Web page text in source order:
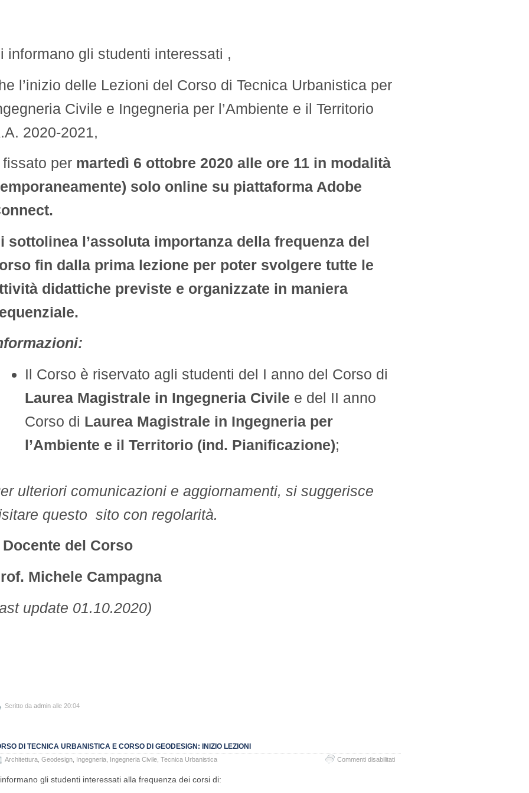
informano gli studenti interessati ,
l’inizio delle Lezioni del Corso di Tecnica Urbanistica per
Civile e Ingegneria per l’Ambiente e il Territorio
2020-2021,
fissato per martedì 6 ottobre 2020 alle ore 11 in modalità
solo online su piattaforma Adobe
sottolinea l’assoluta importanza della frequenza del
fin dalla prima lezione per poter svolgere tutte le
didattiche previste e organizzate in maniera
Il Corso è riservato agli studenti del I anno del Corso di
Laurea Magistrale in Ingegneria Civile e del II anno
Corso di Laurea Magistrale in Ingegneria per
l’Ambiente e il Territorio (ind. Pianificazione);
ulteriori comunicazioni e aggiornamenti, si suggerisce
questo sito con regolarità.
Docente del Corso
Michele Campagna
update 01.10.2020)
Scritto da admin alle 20:04
DI TECNICA URBANISTICA E CORSO DI GEODESIGN: INIZIO LEZIONI
Architettura Geodesign Ingegneria Ingegneria Civile Tecnica Urbanistica Commenti disabilitatisu
gli studenti interessati alla frequenza dei corsi di: